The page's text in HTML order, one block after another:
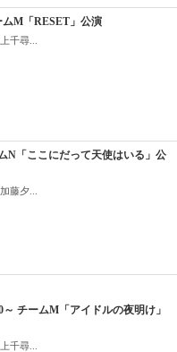
ムM「RESET」公演
千尋...
N「ここにだって天使はいる」公
藤夕...
チームM「アイドルの夜明け」
千尋...